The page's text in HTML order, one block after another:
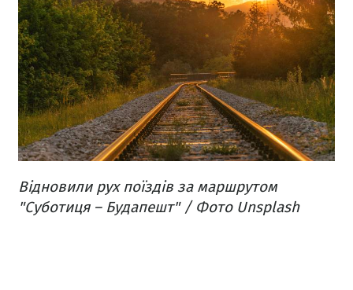
Відновили рух поїздів за маршрутом
"Суботиця – Будапешт" / Фото Unsplash